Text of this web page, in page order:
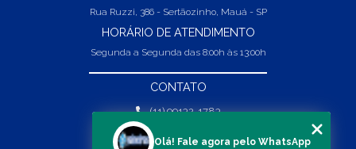
Rua Ruzzi, 386 - Sertãozinho, Mauá - SP
HORÁRIO DE ATENDIMENTO
Segunda a Segunda das 8:00h às 13:00h
CONTATO
(11) 99132-1783
(11) 99132-1783
Olá! Fale agora pelo WhatsApp